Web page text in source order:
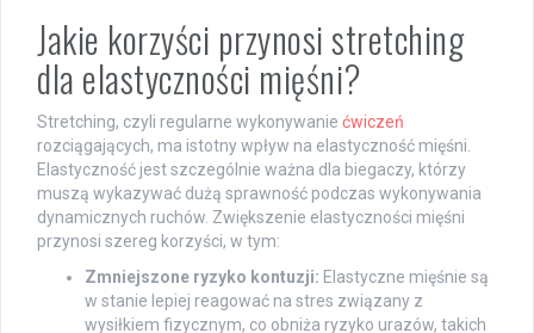
Jakie korzyści przynosi stretching
dla elastyczności mięśni?
Stretching, czyli regularne wykonywanie ćwiczeń
rozciągających, ma istotny wpływ na elastyczność mięśni.
Elastyczność jest szczególnie ważna dla biegaczy, którzy
muszą wykazywać dużą sprawność podczas wykonywania
dynamicznych ruchów. Zwiększenie elastyczności mięśni
przynosi szereg korzyści, w tym:
Zmniejszone ryzyko kontuzji: Elastyczne mięśnie są
w stanie lepiej reagować na stres związany z
wysiłkiem fizycznym, co obniża ryzyko urazów, takich